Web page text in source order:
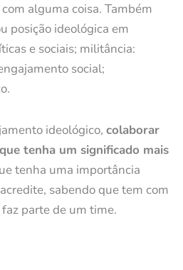
alguma coisa. Também
posição ideológica em
e sociais; militância:
social;
ideológico, colaborar
tenha um significado mais
tenha uma importância
sabendo que tem com
parte de um time.